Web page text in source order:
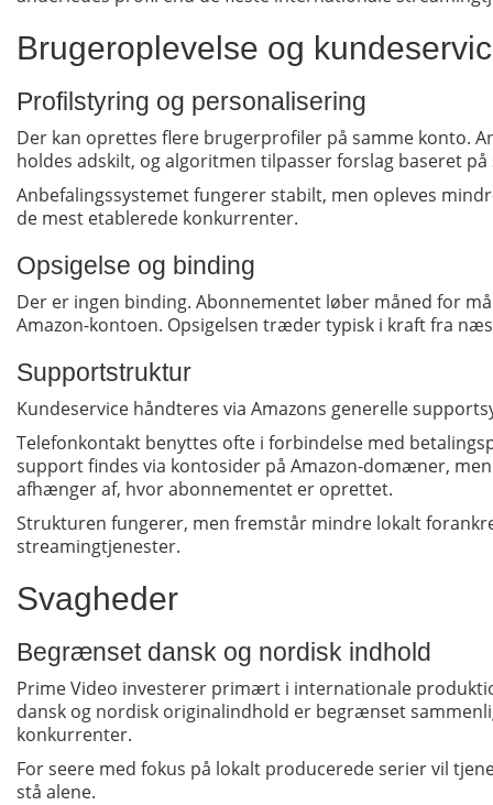
Brugeroplevelse og
Profilstyring og personalisering
Der kan oprettes flere brugerprofiler på samme konto.
holdes adskilt, og algoritmen tilpasser forslag baseret
Anbefalingssystemet fungerer stabilt, men opleves
de mest etablerede konkurrenter.
Opsigelse og binding
Der er ingen binding. Abonnementet løber måned for
Amazon-kontoen. Opsigelsen træder typisk i kraft fra
Supportstruktur
Kundeservice håndteres via Amazons generelle
Telefonkontakt benyttes ofte i forbindelse med
support findes via kontosider på Amazon-domæner,
afhænger af, hvor abonnementet er oprettet.
Strukturen fungerer, men fremstår mindre lokalt
streamingtjenester.
Svagheder
Begrænset dansk og nordisk indhold
Prime Video investerer primært i internationale
dansk og nordisk originalindhold er begrænset
konkurrenter.
For seere med fokus på lokalt producerede serier vil
stå alene.